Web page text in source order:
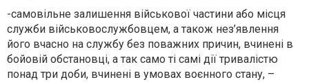
-самовільне залишення військової частини або місця
служби військовослужбовцем, а також нез’явлення
його вчасно на службу без поважних причин, вчинені в
бойовій обстановці, а так само ті самі дії тривалістю
понад три доби, вчинені в умовах воєнного стану, –